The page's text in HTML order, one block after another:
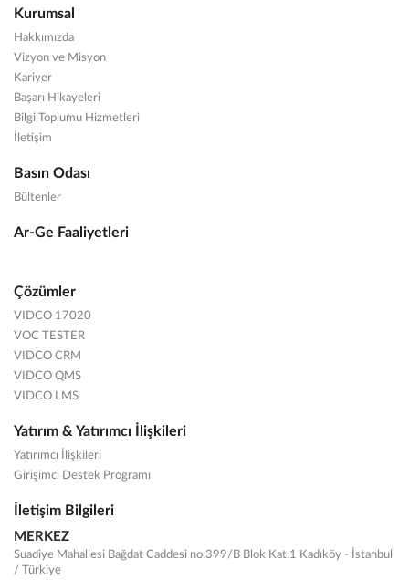
Kurumsal
Hakkımızda
Vizyon ve Misyon
Kariyer
Başarı Hikayeleri
Bilgi Toplumu Hizmetleri
İletişim
Basın Odası
Bültenler
Ar-Ge Faaliyetleri
Çözümler
VIDCO 17020
VOC TESTER
VIDCO CRM
VIDCO QMS
VIDCO LMS
Yatırım & Yatırımcı İlişkileri
Yatırımcı İlişkileri
Girişimci Destek Programı
İletişim Bilgileri
MERKEZ
Suadiye Mahallesi Bağdat Caddesi no:399/B Blok Kat:1 Kadıköy - İstanbul
/ Türkiye